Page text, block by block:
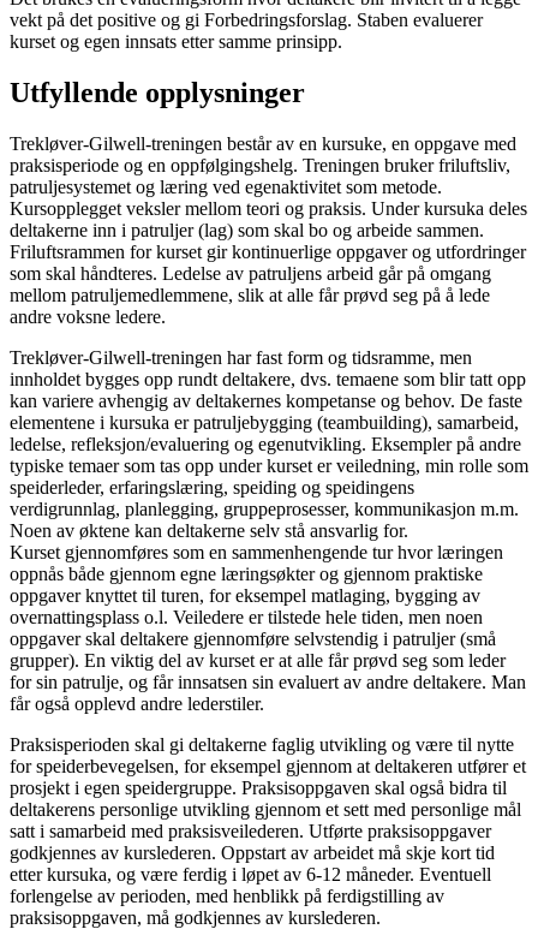
vekt på det positive og gi Forbedringsforslag. Staben evaluerer
kurset og egen innsats etter samme prinsipp.
Utfyllende opplysninger
Trekløver-Gilwell-treningen består av en kursuke, en oppgave med
praksisperiode og en oppfølgingshelg. Treningen bruker friluftsliv,
patruljesystemet og læring ved egenaktivitet som metode.
Kursopplegget veksler mellom teori og praksis. Under kursuka deles
deltakerne inn i patruljer (lag) som skal bo og arbeide sammen.
Friluftsrammen for kurset gir kontinuerlige oppgaver og utfordringer
som skal håndteres. Ledelse av patruljens arbeid går på omgang
mellom patruljemedlemmene, slik at alle får prøvd seg på å lede
andre voksne ledere.
Trekløver-Gilwell-treningen har fast form og tidsramme, men
innholdet bygges opp rundt deltakere, dvs. temaene som blir tatt opp
kan variere avhengig av deltakernes kompetanse og behov. De faste
elementene i kursuka er patruljebygging (teambuilding), samarbeid,
ledelse, refleksjon/evaluering og egenutvikling. Eksempler på andre
typiske temaer som tas opp under kurset er veiledning, min rolle som
speiderleder, erfaringslæring, speiding og speidingens
verdigrunnlag, planlegging, gruppeprosesser, kommunikasjon m.m.
Noen av øktene kan deltakerne selv stå ansvarlig for.
Kurset gjennomføres som en sammenhengende tur hvor læringen
oppnås både gjennom egne læringsøkter og gjennom praktiske
oppgaver knyttet til turen, for eksempel matlaging, bygging av
overnattingsplass o.l. Veiledere er tilstede hele tiden, men noen
oppgaver skal deltakere gjennomføre selvstendig i patruljer (små
grupper). En viktig del av kurset er at alle får prøvd seg som leder
for sin patrulje, og får innsatsen sin evaluert av andre deltakere. Man
får også opplevd andre lederstiler.
Praksisperioden skal gi deltakerne faglig utvikling og være til nytte
for speiderbevegelsen, for eksempel gjennom at deltakeren utfører et
prosjekt i egen speidergruppe. Praksisoppgaven skal også bidra til
deltakerens personlige utvikling gjennom et sett med personlige mål
satt i samarbeid med praksisveilederen. Utførte praksisoppgaver
godkjennes av kurslederen. Oppstart av arbeidet må skje kort tid
etter kursuka, og være ferdig i løpet av 6-12 måneder. Eventuell
forlengelse av perioden, med henblikk på ferdigstilling av
praksisoppgaven, må godkjennes av kurslederen.